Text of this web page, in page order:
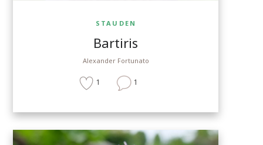
STAUDEN
Bartiris
Alexander Fortunato
1 1